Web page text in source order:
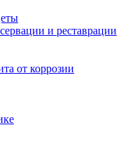
и реставрации
от коррозии